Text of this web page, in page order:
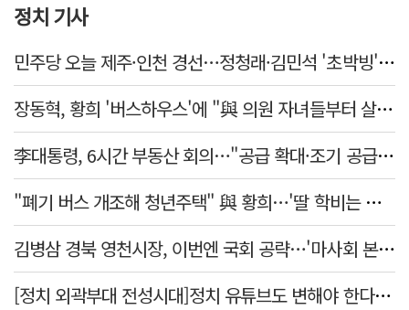
정치 기사
민주당 오늘 제주·인천 경선…정청래·김민석 '초박빙' 승부
장동혁, 황희 '버스하우스'에 "與 의원 자녀들부터 살아보면 어떨까?"
李대통령, 6시간 부동산 회의…"공급 확대·조기 공급 과감히 실천"
"폐기 버스 개조해 청년주택" 與 황희…'딸 학비는 年 4200만원'
김병삼 경북 영천시장, 이번엔 국회 공략…'마사회 본사 이전·광역교통망 확충' 요청
[정치 외곽부대 전성시대]정치 유튜브도 변해야 한다 "화합과 존중"